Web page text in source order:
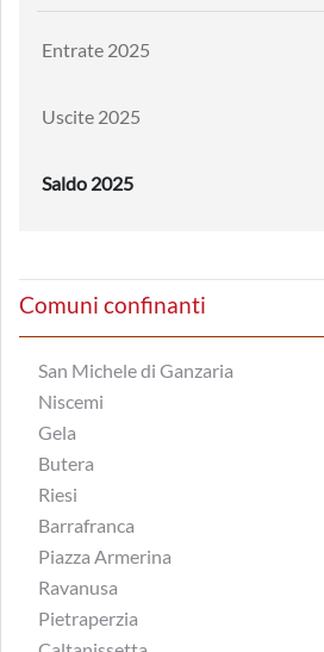
Entrate 2025
Uscite 2025
Saldo 2025
Comuni confinanti
San Michele di Ganzaria
Niscemi
Gela
Butera
Riesi
Barrafranca
Piazza Armerina
Ravanusa
Pietraperzia